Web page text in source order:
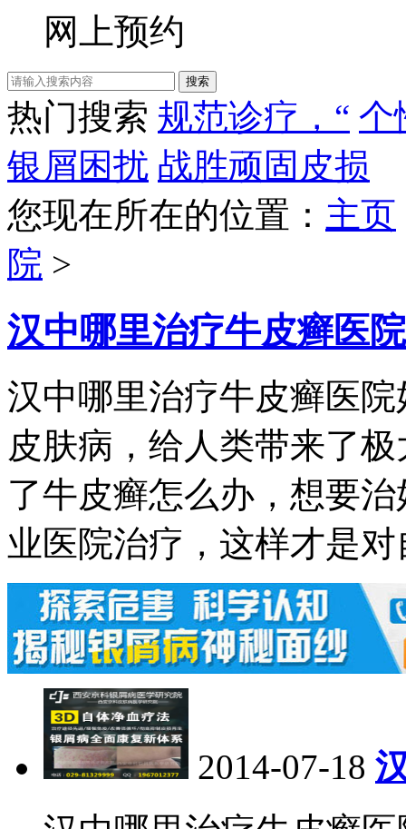
网上预约
搜索
热门搜索 规范诊疗，“ 个
银屑困扰 战胜顽固皮损
您现在所在的位置： 主页
院 >
汉中哪里治疗牛皮癣医
汉中哪里治疗牛皮癣医
皮肤病，给人类带来了
了牛皮癣怎么办，想要
业医院治疗，这样才是
2014-07-18